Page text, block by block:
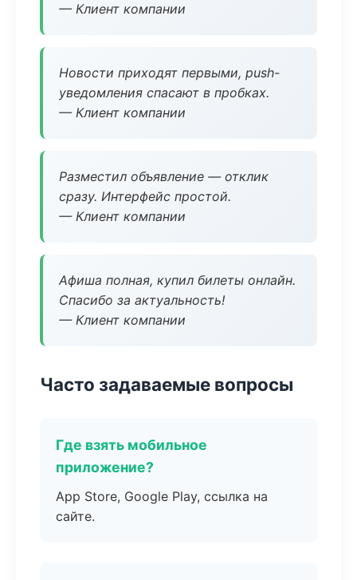
— Клиент компании
Новости приходят первыми, push-
уведомления спасают в пробках.
— Клиент компании
Разместил объявление — отклик
сразу. Интерфейс простой.
— Клиент компании
Афиша полная, купил билеты онлайн.
Спасибо за актуальность!
— Клиент компании
Часто задаваемые вопросы
Где взять мобильное
приложение?
App Store, Google Play, ссылка на
сайте.